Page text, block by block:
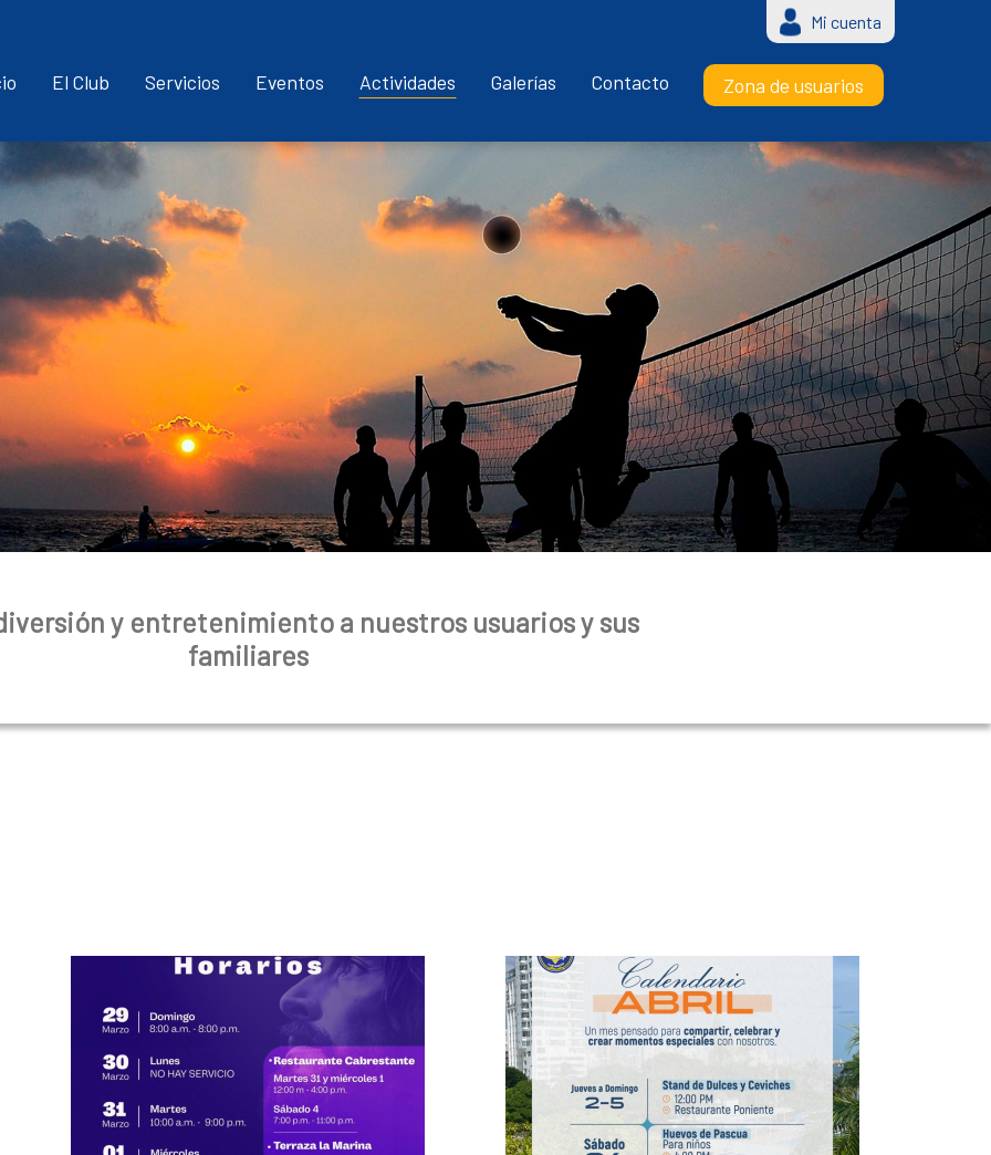
contenido
Mi cuenta
El Club Servicios Eventos Actividades Galerías Contacto Zona de usuarios
y entretenimiento a nuestros usuarios y sus
familiares